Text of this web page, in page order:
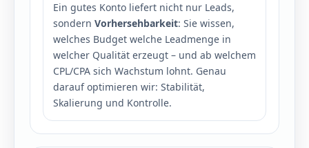
Ein gutes Konto liefert nicht nur Leads,
sondern Vorhersehbarkeit: Sie wissen,
welches Budget welche Leadmenge in
welcher Qualität erzeugt – und ab welchem
CPL/CPA sich Wachstum lohnt. Genau
darauf optimieren wir: Stabilität,
Skalierung und Kontrolle.